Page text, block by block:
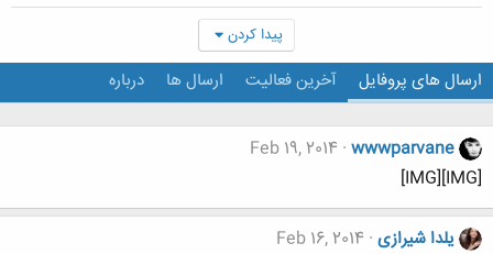
پیدا کردن
ارسال های پروفایل آخرین فعالیت ارسال ها درباره
wwwparvane
Feb 19, 2014
[IMG][IMG]
یلدا شیرازی Feb 16, 2014